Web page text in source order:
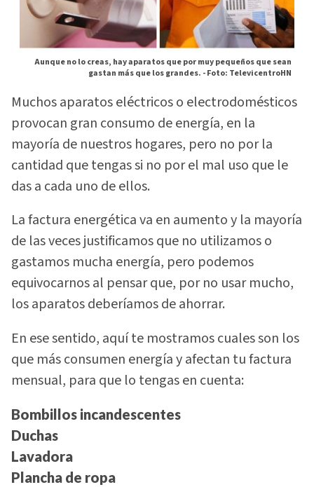
Aunque no lo creas, hay aparatos que por muy pequeños que sean
gastan más que los grandes. -Foto: TelevicentroHN
Muchos aparatos eléctricos o electrodomésticos
provocan gran consumo de energía, en la
mayoría de nuestros hogares, pero no por la
cantidad que tengas si no por el mal uso que le
das a cada uno de ellos.
La factura energética va en aumento y la mayoría
de las veces justificamos que no utilizamos o
gastamos mucha energía, pero podemos
equivocarnos al pensar que, por no usar mucho,
los aparatos deberíamos de ahorrar.
En ese sentido, aquí te mostramos cuales son los
que más consumen energía y afectan tu factura
mensual, para que lo tengas en cuenta:
Bombillos incandescentes
Duchas
Lavadora
Plancha de ropa